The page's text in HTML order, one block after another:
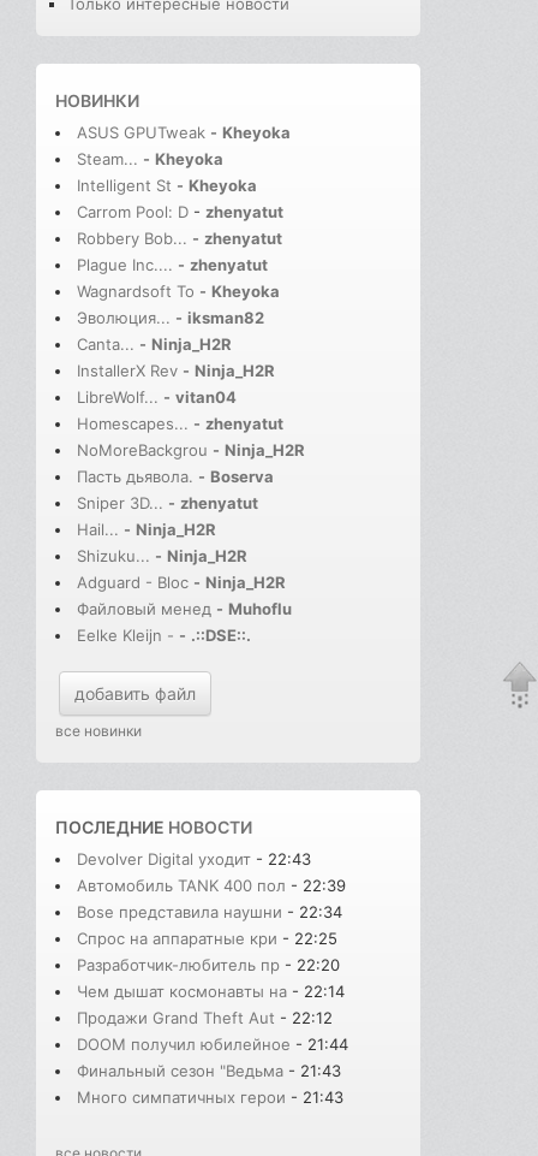
Только интересные новости
НОВИНКИ
ASUS GPUTweak - Kheyoka
Steam... - Kheyoka
Intelligent St - Kheyoka
Carrom Pool: D - zhenyatut
Robbery Bob... - zhenyatut
Plague Inc.... - zhenyatut
Wagnardsoft To - Kheyoka
Эволюция... - iksman82
Canta... - Ninja_H2R
InstallerX Rev - Ninja_H2R
LibreWolf... - vitan04
Homescapes... - zhenyatut
NoMoreBackgrou - Ninja_H2R
Пасть дьявола. - Boserva
Sniper 3D... - zhenyatut
Hail... - Ninja_H2R
Shizuku... - Ninja_H2R
Adguard - Bloc - Ninja_H2R
Файловый менед - Muhoflu
Eelke Kleijn - - .::DSE::.
добавить файл
все новинки
ПОСЛЕДНИЕ НОВОСТИ
Devolver Digital уходит - 22:43
Автомобиль TANK 400 пол - 22:39
Bose представила наушни - 22:34
Спрос на аппаратные кри - 22:25
Разработчик-любитель пр - 22:20
Чем дышат космонавты на - 22:14
Продажи Grand Theft Aut - 22:12
DOOM получил юбилейное - 21:44
Финальный сезон "Ведьма - 21:43
Много симпатичных герои - 21:43